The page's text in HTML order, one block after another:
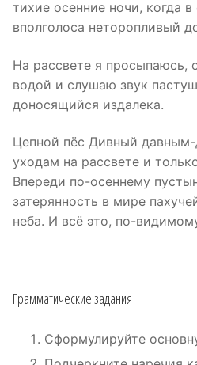
тихие осенние ночи, когда
вполголоса неторопливый
На рассвете я просыпаюсь,
водой и слушаю звук
доносящийся издалека.
Цепной пёс Дивный
уходам на рассвете и
Впереди по-осеннему
затерянность в мире
неба. И всё это, по-
Грамматические задания
Сформулируйте